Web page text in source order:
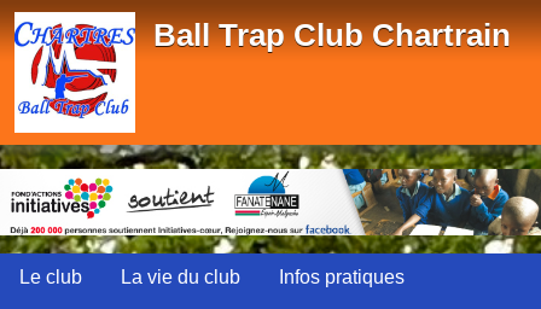
Ball Trap Club Chartrain
Le club La vie du club Infos pratiques
Panneau de gestion des cookies